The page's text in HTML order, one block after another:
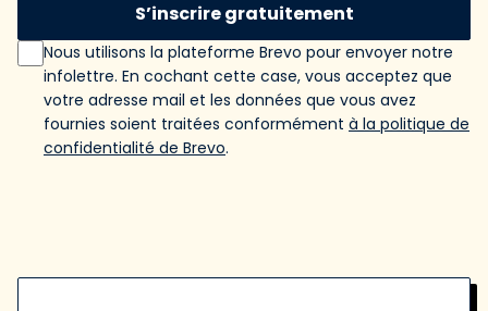
S’inscrire gratuitement
Nous utilisons la plateforme Brevo pour envoyer notre
infolettre. En cochant cette case, vous acceptez que
votre adresse mail et les données que vous avez
fournies soient traitées conformément à la politique de
confidentialité de Brevo.